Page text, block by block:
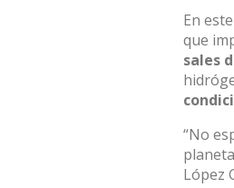
En
que
sales
“No
López